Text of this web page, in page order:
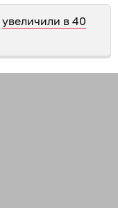
увеличили в 40